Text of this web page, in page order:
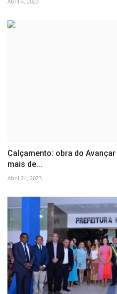
Calçamento: obra do
mais de...
Abril 24, 2023